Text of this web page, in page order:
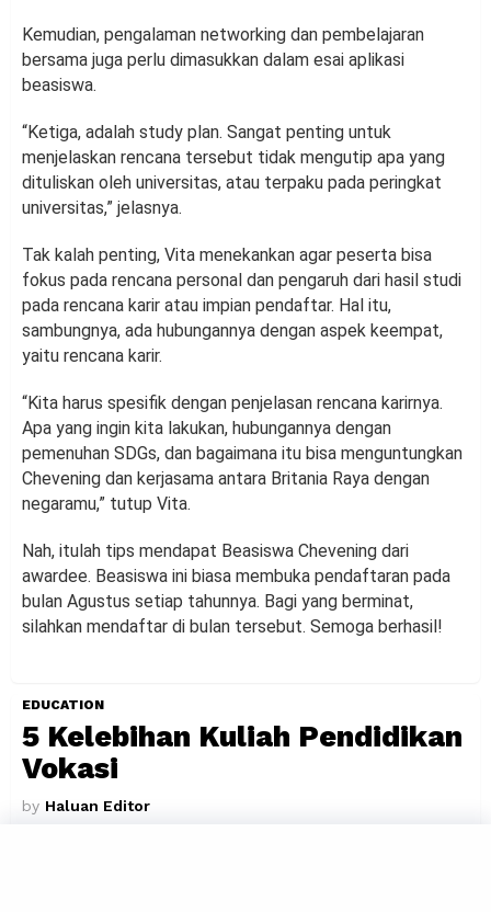
Kemudian, pengalaman networking dan pembelajaran
bersama juga perlu dimasukkan dalam esai aplikasi
beasiswa.
“Ketiga, adalah study plan. Sangat penting untuk
menjelaskan rencana tersebut tidak mengutip apa yang
dituliskan oleh universitas, atau terpaku pada peringkat
universitas,” jelasnya.
Tak kalah penting, Vita menekankan agar peserta bisa
fokus pada rencana personal dan pengaruh dari hasil studi
pada rencana karir atau impian pendaftar. Hal itu,
sambungnya, ada hubungannya dengan aspek keempat,
yaitu rencana karir.
“Kita harus spesifik dengan penjelasan rencana karirnya.
Apa yang ingin kita lakukan, hubungannya dengan
pemenuhan SDGs, dan bagaimana itu bisa menguntungkan
Chevening dan kerjasama antara Britania Raya dengan
negaramu,” tutup Vita.
Nah, itulah tips mendapat Beasiswa Chevening dari
awardee. Beasiswa ini biasa membuka pendaftaran pada
bulan Agustus setiap tahunnya. Bagi yang berminat,
silahkan mendaftar di bulan tersebut. Semoga berhasil!
EDUCATION
5 Kelebihan Kuliah Pendidikan
Vokasi
by Haluan Editor